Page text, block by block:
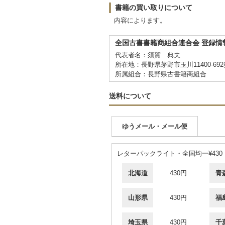
書籍の買い取りについて
内容によります。
全国古書書籍商組合連合会 登録情
代表者名：須賀 典夫
所在地：長野県茅野市玉川11400-
所属組合：長野県古書籍商組合
送料について
ゆうメール・メール便
レターパックライト・全国均一¥430
北海道 430円 青
山形県 430円 福
埼玉県 430円 千